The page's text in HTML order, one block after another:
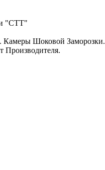
"СТТ"
Шоковой Заморозки.